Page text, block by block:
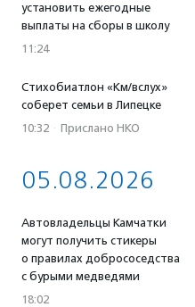
установить ежегодные
выплаты на сборы в школу
11:24
Стихобиатлон «Км/вслух»
соберет семьи в Липецке
10:32 · Прислано НКО
05.08.2026
Автовладельцы Камчатки
могут получить стикеры
о правилах добрососедства
с бурыми медведями
18:02